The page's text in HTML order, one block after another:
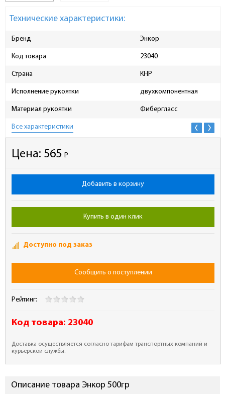
Технические характеристики:
Бренд Энкор
Код товара 23040
Страна КНР
Исполнение рукоятки двухкомпонентная
Материал рукоятки Фибергласс
Все характеристики
Цена: 565 Р
-
Добавить в корзину
Купить в один клик
Доступно под заказ
Сообщить о поступлении
Рейтинг:
Код товара: 23040
Доставка осуществляется согласно тарифам транспортных компаний и
курьерской службы.
Описание товара Энкор 500гр